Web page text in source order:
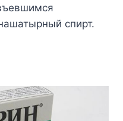
спирт.